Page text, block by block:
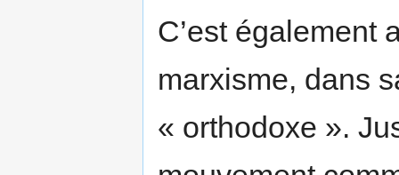
C’est également
marxisme, dans
« orthodoxe ».